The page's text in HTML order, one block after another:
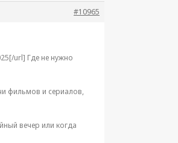
#10965
url] Где не нужно
фильмов и сериалов,
вечер или когда